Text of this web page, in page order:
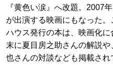
『黄色い涙』へ改題。2007
が出演する映画にもなった
ハウス発行の本は、映画化
末に夏目房之助さんの解説
也さんの対談なども掲載され